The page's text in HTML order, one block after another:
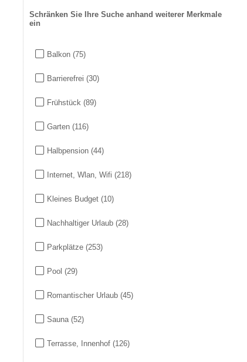
Schränken Sie Ihre Suche anhand weiterer Merkmale
ein
Balkon (75)
Barrierefrei (30)
Frühstück (89)
Garten (116)
Halbpension (44)
Internet, Wlan, Wifi (218)
Kleines Budget (10)
Nachhaltiger Urlaub (28)
Parkplätze (253)
Pool (29)
Romantischer Urlaub (45)
Sauna (52)
Terrasse, Innenhof (126)